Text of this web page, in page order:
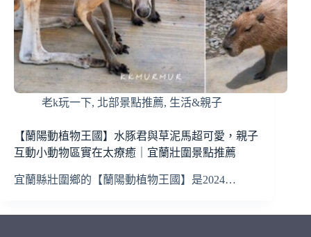
老k玩一下, 北部景點推薦, 生活&親子
【蘭陽動植物王國】水豚君與草泥馬超可愛，親子
互動小動物區實在太療癒｜宜蘭壯圍景點推薦
宜蘭縣壯圍鄉的【蘭陽動植物王國】是2024…